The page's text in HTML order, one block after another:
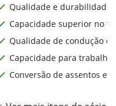
Qualidade e durabilidade;
Capacidade superior no
Qualidade de condução o
Capacidade para
Conversão de assentos e